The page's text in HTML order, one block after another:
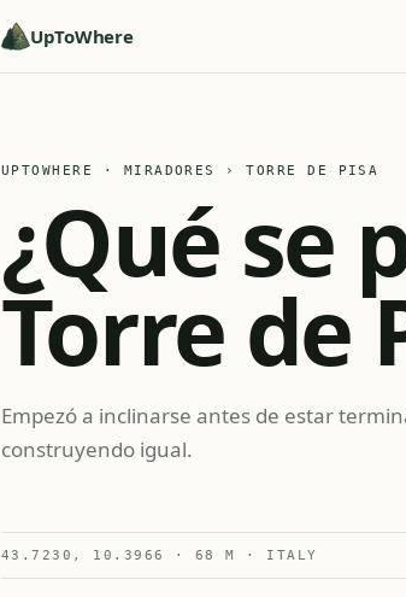
UpToWhere
UPTOWHERE · MIRADORES › TORRE DE PISA
¿Qué se
Torre de
Empezó a inclinarse antes de estar
construyendo igual.
43.7230, 10.3966 · 68 M · ITALY